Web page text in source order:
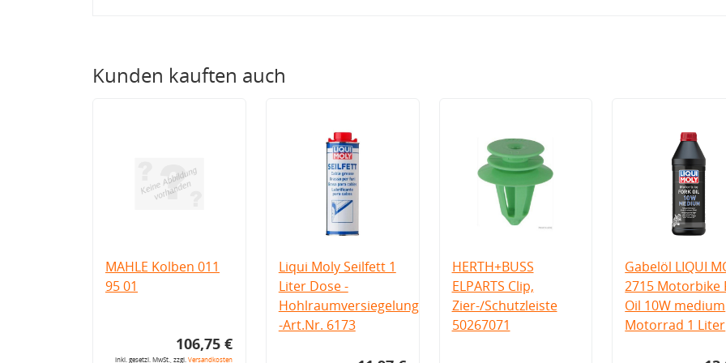
Kunden kauften auch
MAHLE Kolben 011
95 01
106,75 €
inkl. gesetzl. MwSt., zzgl.Versandkosten
Liqui Moly Seilfett 1
Liter Dose -
Hohlraumversiegelung
-Art.Nr. 6173
HERTH+BUSS
ELPARTS Clip,
Zier-/Schutzleiste
50267071
Gabelöl LIQUI
2715 Motorbike
Oil 10W medium
Motorrad 1 Liter